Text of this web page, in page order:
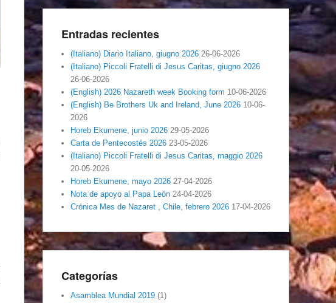
Entradas recientes
(Italiano) Diario Italiano, giugno 2026 26-06-2026
(Italiano) Piccoli Fratelli di Jesus Caritas, giugno 2026
26-06-2026
(English) 2026 Nazareth week Booking form 10-06-2026
(English) Be Brothers Uk and Ireland, June 2026 10-06-
2026
Horeb Ekumene, junio 2026 29-05-2026
Carta de Pentecostés 2026 23-05-2026
(Italiano) Piccoli Fratelli di Jesus Caritas, maggio 2026
20-05-2026
Horeb Ekumene, mayo 2026 27-04-2026
Nota de apoyo al Papa León 24-04-2026
Crónica Mes de Nazaret , Chile, febrero 2026 17-04-2026
Categorías
Asamblea Mundial 2019 (1)